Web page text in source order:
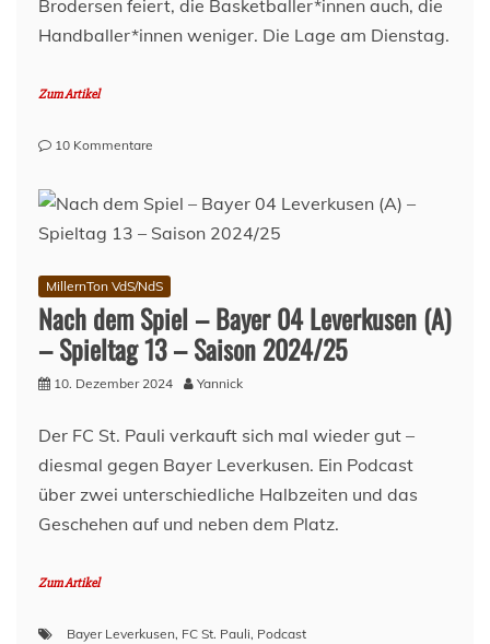
Brodersen feiert, die Basketballer*innen auch, die
Handballer*innen weniger. Die Lage am Dienstag.
Zum Artikel
10 Kommentare
Millerntor
–
Dezember
2024
MillernTon VdS/NdS
Nach dem Spiel – Bayer 04 Leverkusen (A)
– Spieltag 13 – Saison 2024/25
10. Dezember 2024 Yannick
Der FC St. Pauli verkauft sich mal wieder gut –
diesmal gegen Bayer Leverkusen. Ein Podcast
über zwei unterschiedliche Halbzeiten und das
Geschehen auf und neben dem Platz.
Zum Artikel
Bayer Leverkusen, FC St. Pauli, Podcast